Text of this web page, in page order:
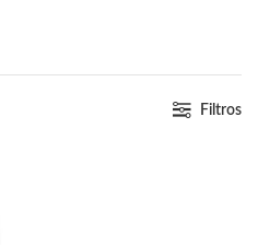
Filtros